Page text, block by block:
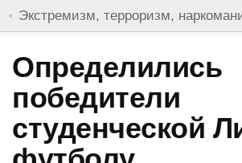
Экстремизм, терроризм,
Определились
победители
студенческой